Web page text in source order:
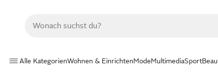
Alle KategorienWohnen & EinrichtenModeMultimediaSport